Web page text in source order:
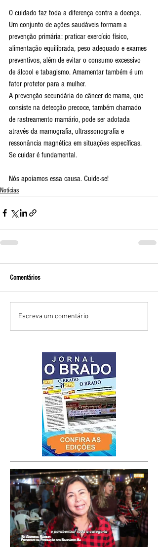
O cuidado faz toda a diferença contra a doença.
Um conjunto de ações saudáveis formam a
prevenção primária: praticar exercício físico,
alimentação equilibrada, peso adequado e exames
preventivos, além de evitar o consumo excessivo
de álcool e tabagismo. Amamentar também é um
fator protetor para a mulher.
A prevenção secundária do câncer de mama, que
consiste na detecção precoce, também chamado
de rastreamento mamário, pode ser adotada
através da mamografia, ultrassonografia e
ressonância magnética em situações específicas.
Se cuidar é fundamental.
Nós apoiamos essa causa. Cuide-se!
Notícias
Comentários
Escreva um comentário